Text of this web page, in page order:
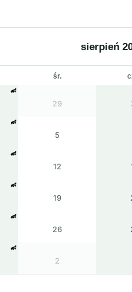
sierpień
śr.
29
5
12
19
26
2